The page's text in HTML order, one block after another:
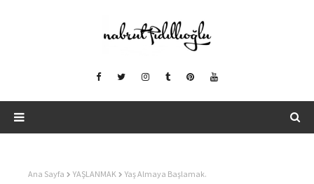
Ana Sayfa YAŞLANMAK Yaş Almaya Başlamak.